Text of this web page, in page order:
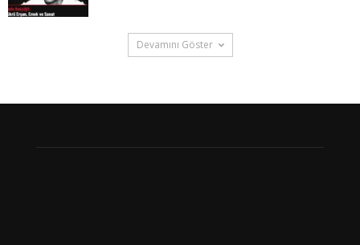
Devamını Göster